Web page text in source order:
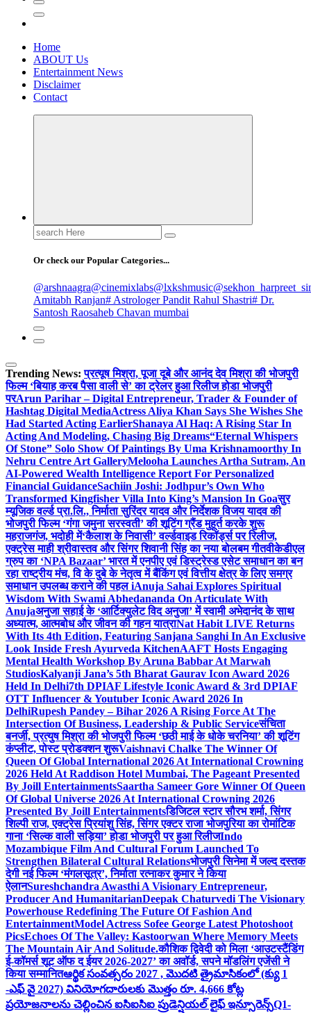
Home
ABOUT Us
Entertainment News
Disclaimer
Contact
Search
for:
Or check our Popular Categories...
@arshnaagra@cinemixlabs@lxkshmusic
Amitabh Ranjan# Astrologer Pandit Rahul Shastri# Dr.
Santosh Raosaheb Chavan mumbai
Trending News: प्रत्यूष मिश्रा, पूजा दूबे और आनंद देव मिश्रा की भोजपुरी
फिल्म ‘बियाह करब पैसा वाली से’ का ट्रेलर हुआ रिलीज होडा भोजपुरी
परArun Parihar – Digital Entrepreneur, Trader & Founder of
Hashtag Digital MediaActress Aliya Khan Says She Wishes She
Had Started Acting EarlierShanaya Al Haq: A Rising Star In
Acting And Modeling, Chasing Big Dreams“Eternal Whispers
Of Stone” Solo Show Of Paintings By Uma Krishnamoorthy In
Nehru Centre Art GalleryMelooha Launches Artha Sutram, An
AI-Powered Wealth Intelligence Report For Personalized
Financial GuidanceSachiin Joshi: Jodhpur’s Own Who
Transformed Kingfisher Villa Into King’s Mansion In Goaसुर
म्यूजिक वर्ल्ड प्रा.लि., निर्माता सुरिंदर यादव और निर्देशक विजय यादव की
भोजपुरी फिल्म ‘गंगा जमुना सरस्वती’ की शूटिंग ग्रैंड मुहूर्त करके शुरू
महराजगंज, भदोही में‘कैलाश के निवासी’ वर्ल्डवाइड रिकॉर्ड्स पर रिलीज,
एक्ट्रेस माही श्रीवास्तव और सिंगर शिवानी सिंह का नया बोलबम गीतवीकेडीएल
ग्रुप का ‘NPA Bazaar’ भारत में एनपीए एवं डिस्ट्रेस्ड एसेट समाधान का बन
रहा राष्ट्रीय मंच, वि के दुबे के नेतृत्व में बैंकिंग एवं वित्तीय क्षेत्र के लिए समग्र
समाधान उपलब्ध कराने की पहल iAnuja Sahai Explores Spiritual
Wisdom With Swami Abhedananda On Articulate With
Anujaअनुजा सहाई के ‘आर्टिक्युलेट विद अनुजा’ में स्वामी अभेदानंद के साथ
अध्यात्म, आत्मबोध और जीवन की गहन यात्राNat Habit LIVE Returns
With Its 4th Edition, Featuring Sanjana Sanghi In An Exclusive
Look Inside Fresh Ayurveda KitchenAAFT Hosts Engaging
Mental Health Workshop By Aruna Babbar At Marwah
StudiosKalyanji Jana’s 5th Bharat Gaurav Icon Award 2026
Held In Delhi7th DPIAF Lifestyle Iconic Award & 3rd DPIAF
OTT Influencer & Youtuber Iconic Award 2026 In
DelhiRupesh Pandey – Bihar 2026 A Rising Force At The
Intersection Of Business, Leadership & Public Serviceसंचिता
बनर्जी, प्रत्युष मिश्रा की भोजपुरी फिल्म ‘छठी माई के धोके चरनिया’ की शूटिंग
कंप्लीट, पोस्ट प्रोडक्शन शुरूVaishnavi Chalke The Winner Of
Queen Of Global International 2026 At International Crowning
2026 Held At Raddison Hotel Mumbai, The Pageant Presented
By Joill EntertainmentsSaartha Sameer Gore Winner Of Queen
Of Global Universe 2026 At International Crowning 2026
Presented By Joill Entertainmentsडिजिटल स्टार सौरभ शर्मा, सिंगर
शिल्पी राज, एक्ट्रेस प्रियांशु सिंह, सिंगर एक्टर राजा भोजपुरिया का रोमांटिक
गाना ‘सिल्क वाली सड़िया’ होडा भोजपुरी पर हुआ रिलीजIndo
Mozambique Film And Cultural Forum Launched To
Strengthen Bilateral Cultural Relationsभोजपुरी सिनेमा में जल्द दस्तक
देगी नई फिल्म ‘मंगलसूत्र’, निर्माता रत्नाकर कुमार ने किया
ऐलानSureshchandra Awasthi A Visionary Entrepreneur,
Producer And HumanitarianDeepak Chaturvedi The Visionary
Powerhouse Redefining The Future Of Fashion And
EntertainmentModel Actress Sofee George Latest Photoshoot
PicsEchoes Of The Valley: Kastoorwan Where Memory Meets
The Mountain Air And Solitude.कौशिक द्विवेदी को मिला ‘आउटस्टैंडिंग
ई-कॉमर्स शूट ऑफ द ईयर 2026-2027’ का अवॉर्ड, सपने मॉडलिंग एजेंसी ने
किया सम्मानितఆర్థిక సంవత్సరం 2027 , మొదటి త్రైమాసికంలో (క్యు 1
-ఎఫ్ వై 2027) వినియోగదారులకు మొత్తం రూ. 4,666 కోట్ల
ప్రయోజనాలను చెల్లించిన ఐసిఐసిఐ ప్రుడెన్షియల్ లైఫ్ ఇన్సూరెన్స్Q1-